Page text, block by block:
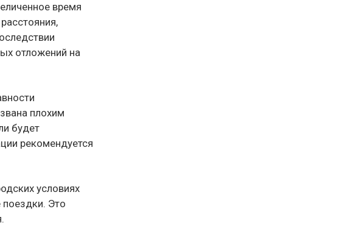
время
отложений на
плохим
будет
рекомендуется
условиях
поездки. Это